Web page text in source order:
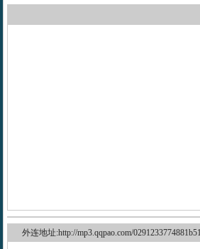
外连地址:http://mp3.qqpao.com/